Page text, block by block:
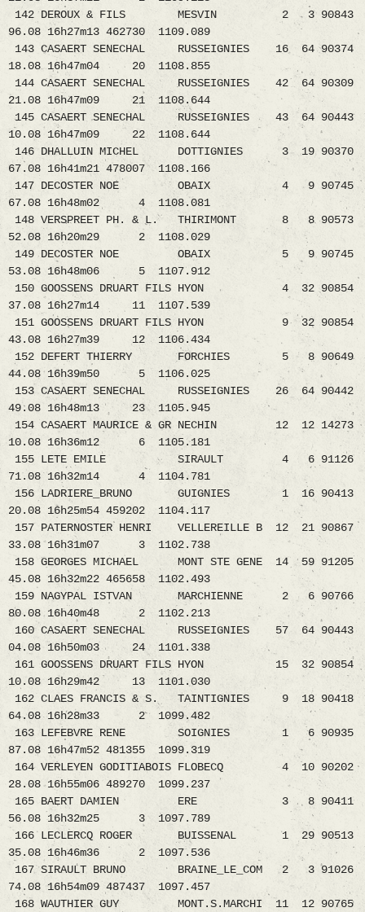
142 DEROUX & FILS MESVIN 2 3 90843
96.08 16h27m13 462730 1109.089
143 CASAERT SENECHAL RUSSEIGNIES 16 64 90374
18.08 16h47m04 20 1108.855
144 CASAERT SENECHAL RUSSEIGNIES 42 64 90309
21.08 16h47m09 21 1108.644
145 CASAERT SENECHAL RUSSEIGNIES 43 64 90443
10.08 16h47m09 22 1108.644
146 DHALLUIN MICHEL DOTTIGNIES 3 19 90370
67.08 16h41m21 478007 1108.166
147 DECOSTER NOE OBAIX 4 9 90745
67.08 16h48m02 4 1108.081
148 VERSPREET PH. & L. THIRIMONT 8 8 90573
52.08 16h20m29 2 1108.029
149 DECOSTER NOE OBAIX 5 9 90745
53.08 16h48m06 5 1107.912
150 GOOSSENS DRUART FILS HYON 4 32 90854
37.08 16h27m14 11 1107.539
151 GOOSSENS DRUART FILS HYON 9 32 90854
43.08 16h27m39 12 1106.434
152 DEFERT THIERRY FORCHIES 5 8 90649
44.08 16h39m50 5 1106.025
153 CASAERT SENECHAL RUSSEIGNIES 26 64 90442
49.08 16h48m13 23 1105.945
154 CASAERT MAURICE & GR NECHIN 12 12 14273
10.08 16h36m12 6 1105.181
155 LETE EMILE SIRAULT 4 6 91126
71.08 16h32m14 4 1104.781
156 LADRIERE_BRUNO GUIGNIES 1 16 90413
20.08 16h25m54 459202 1104.117
157 PATERNOSTER HENRI VELLEREILLE B 12 21 90867
33.08 16h31m07 3 1102.738
158 GEORGES MICHAEL MONT STE GENE 14 59 91205
45.08 16h32m22 465658 1102.493
159 NAGYPAL ISTVAN MARCHIENNE 2 6 90766
80.08 16h40m48 2 1102.213
160 CASAERT SENECHAL RUSSEIGNIES 57 64 90443
04.08 16h50m03 24 1101.338
161 GOOSSENS DRUART FILS HYON 15 32 90854
10.08 16h29m42 13 1101.030
162 CLAES FRANCIS & S. TAINTIGNIES 9 18 90418
64.08 16h28m33 2 1099.482
163 LEFEBVRE RENE SOIGNIES 1 6 90935
87.08 16h47m52 481355 1099.319
164 VERLEYEN GODITIABOIS FLOBECQ 4 10 90202
28.08 16h55m06 489270 1099.237
165 BAERT DAMIEN ERE 3 8 90411
56.08 16h32m25 3 1097.789
166 LECLERCQ ROGER BUISSENAL 1 29 90513
35.08 16h46m36 2 1097.536
167 SIRAULT BRUNO BRAINE_LE_COM 2 3 91026
74.08 16h54m09 487437 1097.457
168 WAUTHIER GUY MONT.S.MARCHI 11 12 90765